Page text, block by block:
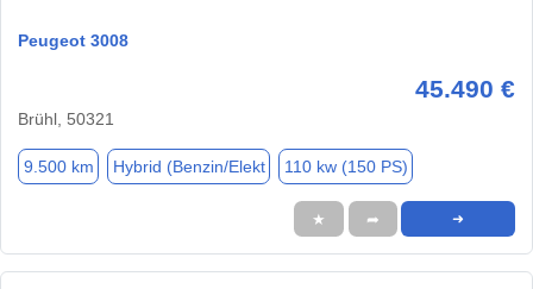
Peugeot 3008
45.490 €
Brühl, 50321
9.500 km Hybrid (Benzin/Elekt 110 kw (150 PS)
★ ➦ ➜